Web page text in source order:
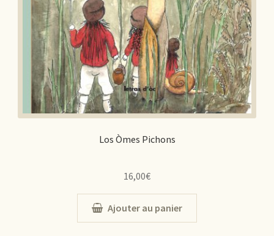
Los Òmes Pichons
16,00€
Ajouter au panier